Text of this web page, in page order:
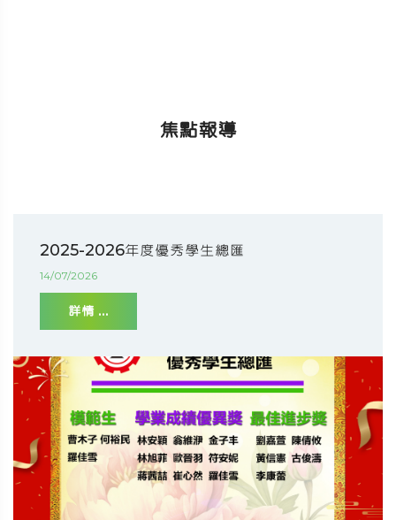
焦點報導
2025-2026年度優秀學生總匯
14/07/2026
詳情 ...